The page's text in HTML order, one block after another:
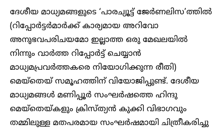
ദേശീയ മാധ്യമങ്ങളുടെ ‘പാരച്യൂട്ട് ജേർണലിസ’ത്തിൽ
(റിപ്പോർട്ടർമാർക്ക് കാര്യമായ അറിവോ
അനുഭവപരിചയമോ ഇല്ലാത്ത ഒരു മേഖലയിൽ
നിന്നും വാർത്ത റിപ്പോർട്ട് ചെയ്യാൻ
മാധ്യമപ്രവർത്തകരെ നിയോ​ഗിക്കുന്ന രീതി)
മെയ്തെയ് സമൂഹത്തിന് വിയോജിപ്പുണ്ട്. ദേശീയ
മാധ്യമങ്ങൾ മണിപ്പൂർ സംഘർഷത്തെ ഹിന്ദു
മെയ്തെയ്കളും ക്രിസ്ത്യൻ കുക്കി വിഭാഗവും
തമ്മിലുള്ള മതപരമായ സംഘർഷമായി ചിത്രീകരിച്ചു